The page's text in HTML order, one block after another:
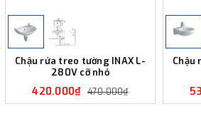
Chậu rửa treo tường INAX L-
280V cỡ nhỏ
420.000₫ 470.000₫
Chậu